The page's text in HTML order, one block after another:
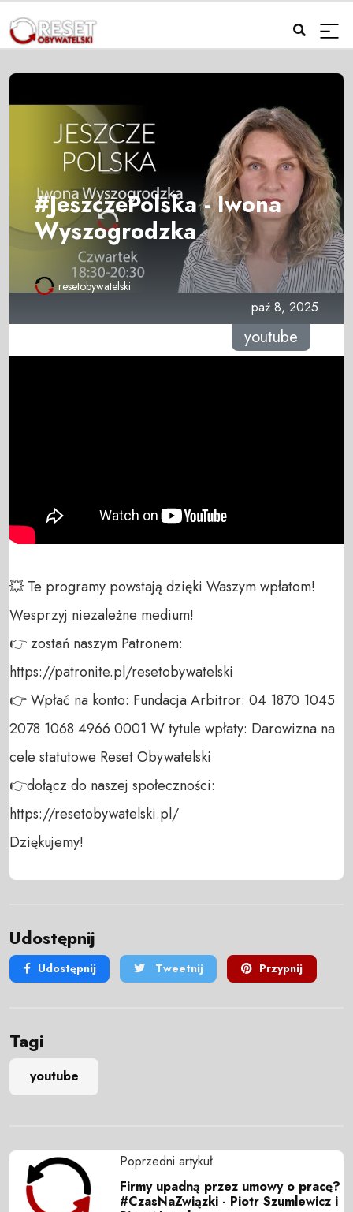
#JeszczePolska - Iwona
Wyszogrodzka
resetobywatelski
paź 8, 2025
youtube
💥 Te programy powstają dzięki Waszym wpłatom!
Wesprzyj niezależne medium!
👉 zostań naszym Patronem:
https://patronite.pl/resetobywatelski
👉 Wpłać na konto: Fundacja Arbitror: 04 1870 1045
2078 1068 4966 0001 W tytule wpłaty: Darowizna na
cele statutowe Reset Obywatelski
👉dołącz do naszej społeczności:
https://resetobywatelski.pl/
Dziękujemy!
Udostępnij
Udostępnij Tweetnij Przypnij
Tagi
youtube
Poprzedni artykuł
Firmy upadną przez umowy o pracę?
#CzasNaZwiązki - Piotr Szumlewicz i